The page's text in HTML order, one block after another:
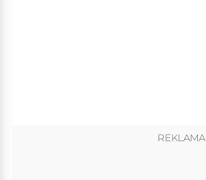
REKLAMA